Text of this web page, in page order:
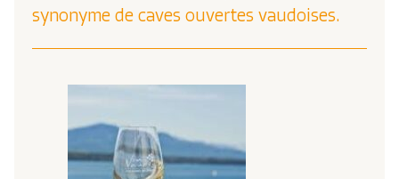
synonyme de caves ouvertes vaudoises.